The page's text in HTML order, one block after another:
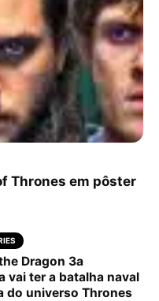
Thrones em pôster
Dragon 3a
vai ter a batalha naval
do universo Thrones